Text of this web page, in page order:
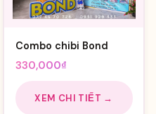
Combo chibi Bond
330,000₫
XEM CHI TIẾT →